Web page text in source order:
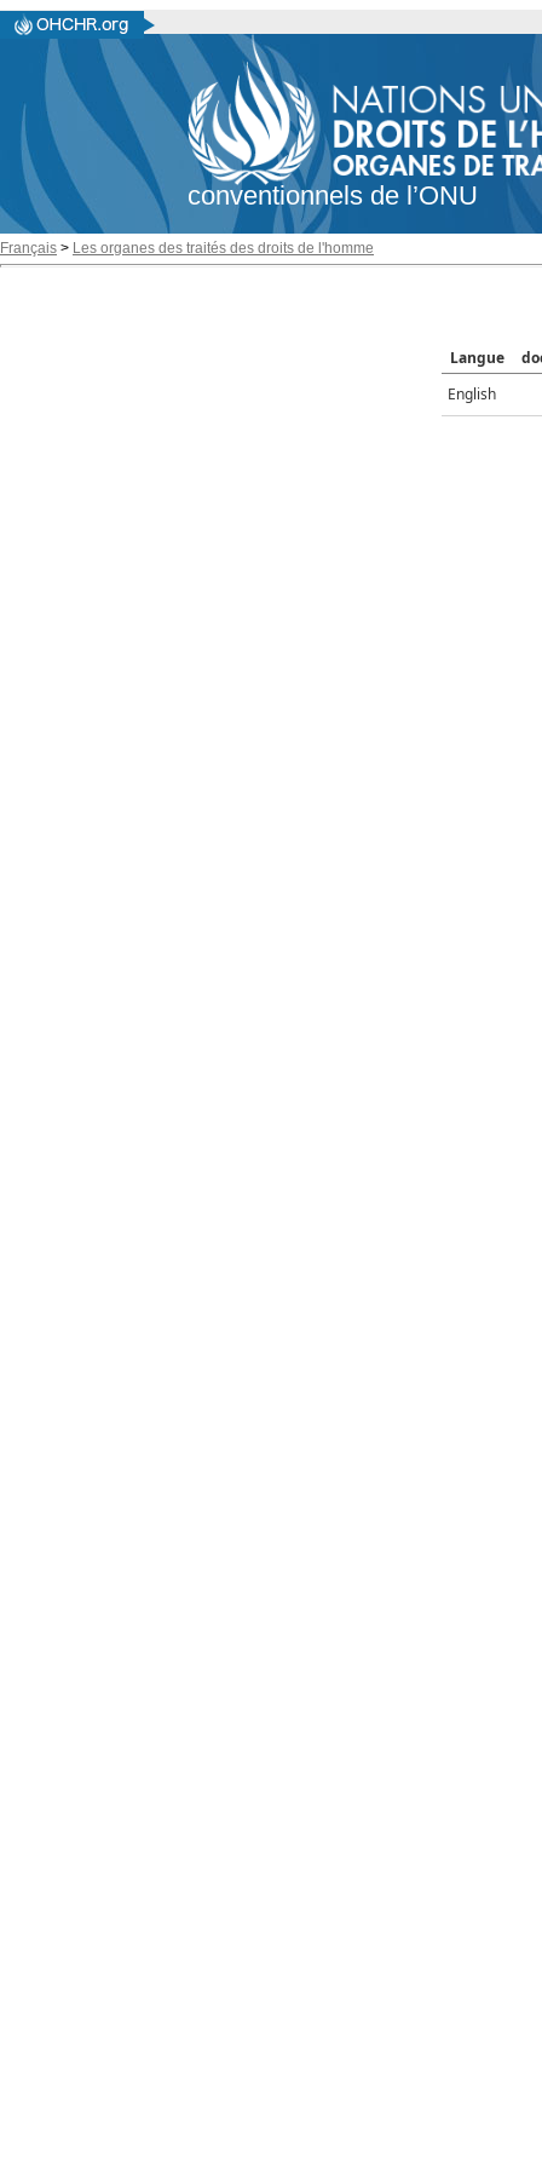
conventionnels de l’ONU
Français > Les organes des traités des droits de l'homme
Langue
English